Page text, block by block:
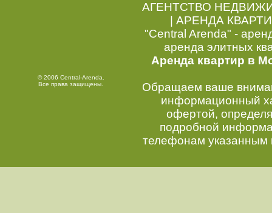
© 2006 Central-Arenda.
Все права защищены.
АГЕНТСТВО
|АРЕНДА
"Central Arenda" -
аренда элитных
Аренда квартир в
Обращаем ваше
информационный
офертой,
подробной
телефонам указанным